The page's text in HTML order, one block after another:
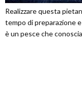
Realizzare questa
tempo di preparazione
è un pesce che